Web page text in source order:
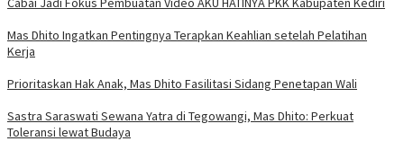
Mas Dhito Ingatkan Pentingnya Terapkan Keahlian setelah Pelatihan
Kerja
Prioritaskan Hak Anak, Mas Dhito Fasilitasi Sidang Penetapan Wali
Sastra Saraswati Sewana Yatra di Tegowangi, Mas Dhito: Perkuat
Toleransi lewat Budaya